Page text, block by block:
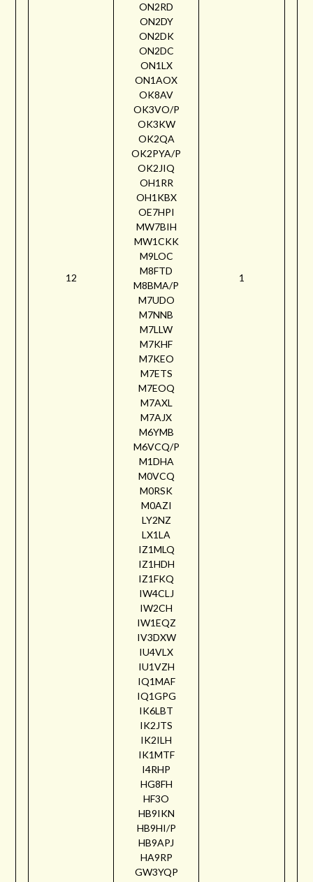
12
ON2RD
ON2DY
ON2DK
ON2DC
ON1LX
ON1AOX
OK8AV
OK3VO/P
OK3KW
OK2QA
OK2PYA/P
OK2JIQ
OH1RR
OH1KBX
OE7HPI
MW7BIH
MW1CKK
M9LOC
M8FTD
M8BMA/P
M7UDO
M7NNB
M7LLW
M7KHF
M7KEO
M7ETS
M7EOQ
M7AXL
M7AJX
M6YMB
M6VCQ/P
M1DHA
M0VCQ
M0RSK
M0AZI
LY2NZ
LX1LA
IZ1MLQ
IZ1HDH
IZ1FKQ
IW4CLJ
IW2CH
IW1EQZ
IV3DXW
IU4VLX
IU1VZH
IQ1MAF
IQ1GPG
IK6LBT
IK2JTS
IK2ILH
IK1MTF
I4RHP
HG8FH
HF3O
HB9IKN
HB9HI/P
HB9APJ
HA9RP
GW3YQP
1